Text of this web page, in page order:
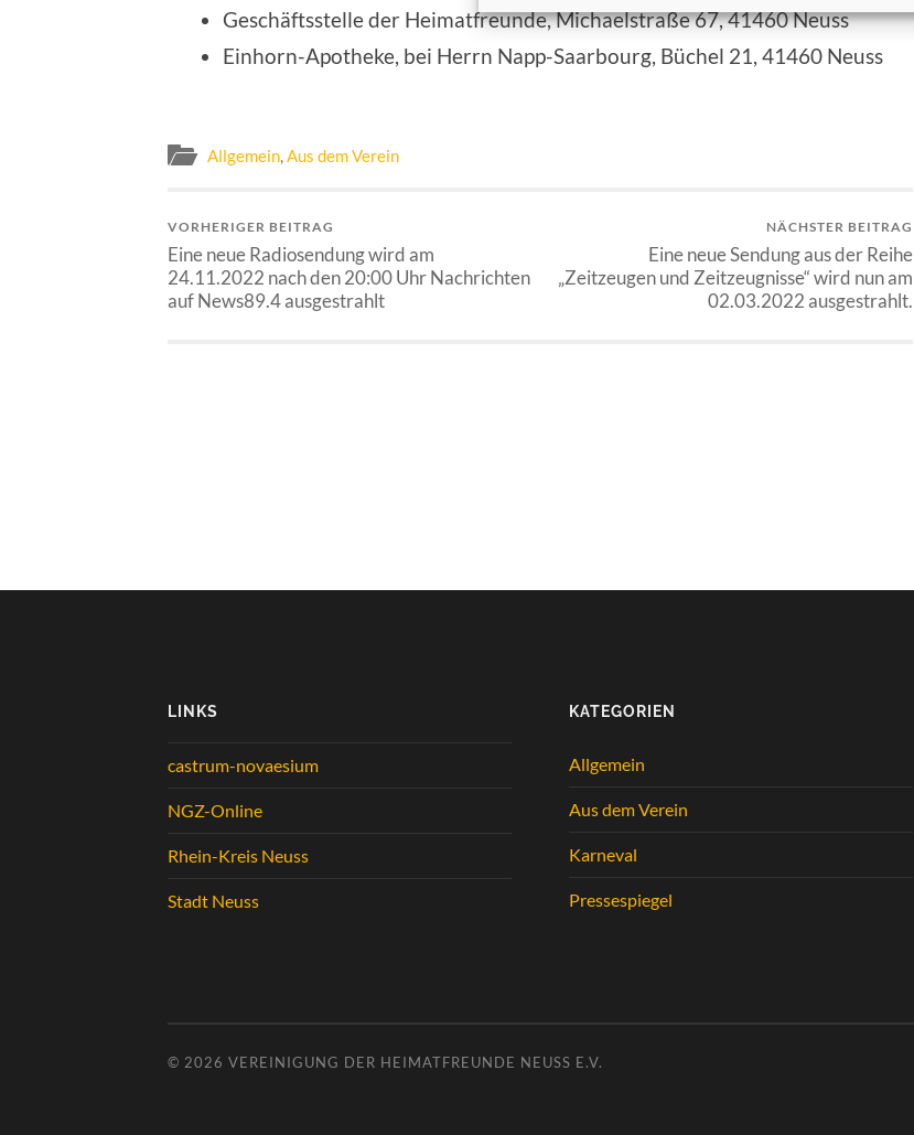
Geschäftsstelle der Heimatfreunde, Michaelstraße 67, 41460 Neuss
Einhorn-Apotheke, bei Herrn Napp-Saarbourg, Büchel 21, 41460 Neuss
Allgemein,Aus dem Verein
VORHERIGER BEITRAG
Eine neue Radiosendung wird am
24.11.2022 nach den 20:00 Uhr Nachrichten
auf News89.4 ausgestrahlt
NÄCHSTER BEITRAG
Eine neue Sendung aus der Reihe
„Zeitzeugen und Zeitzeugnisse“ wird nun am
02.03.2022 ausgestrahlt.
LINKS
castrum-novaesium
NGZ-Online
Rhein-Kreis Neuss
Stadt Neuss
KATEGORIEN
Allgemein
Aus dem Verein
Karneval
Pressespiegel
© 2026 VEREINIGUNG DER HEIMATFREUNDE NEUSS E.V.